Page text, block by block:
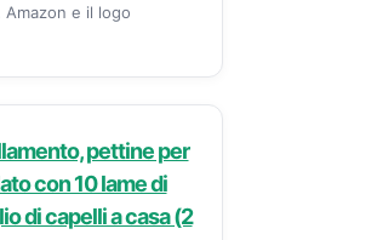
e il logo
pettine per
con 10 lame di
di capelli a casa (2